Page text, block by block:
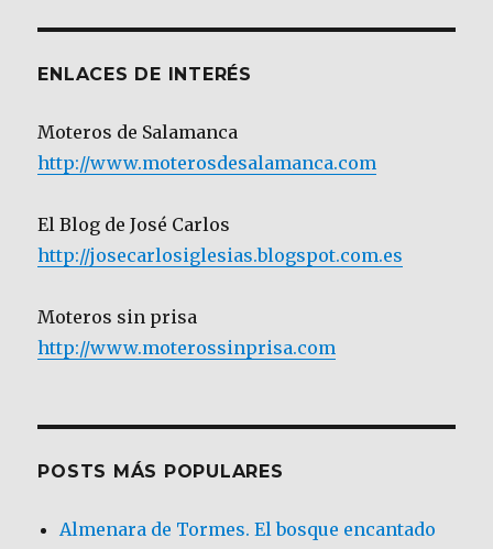
ENLACES DE INTERÉS
Moteros de Salamanca
http://www.moterosdesalamanca.com
El Blog de José Carlos
http://josecarlosiglesias.blogspot.com.es
Moteros sin prisa
http://www.moterossinprisa.com
POSTS MÁS POPULARES
Almenara de Tormes. El bosque encantado